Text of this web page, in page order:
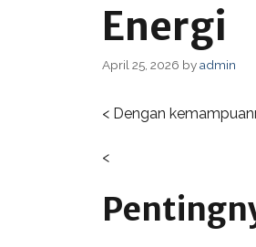
Energi
April 25, 2026 byadmin
< Dengan
<